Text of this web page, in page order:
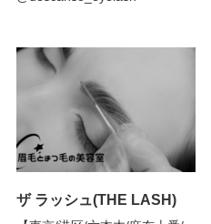
ザ ラッシュ(THE LASH)